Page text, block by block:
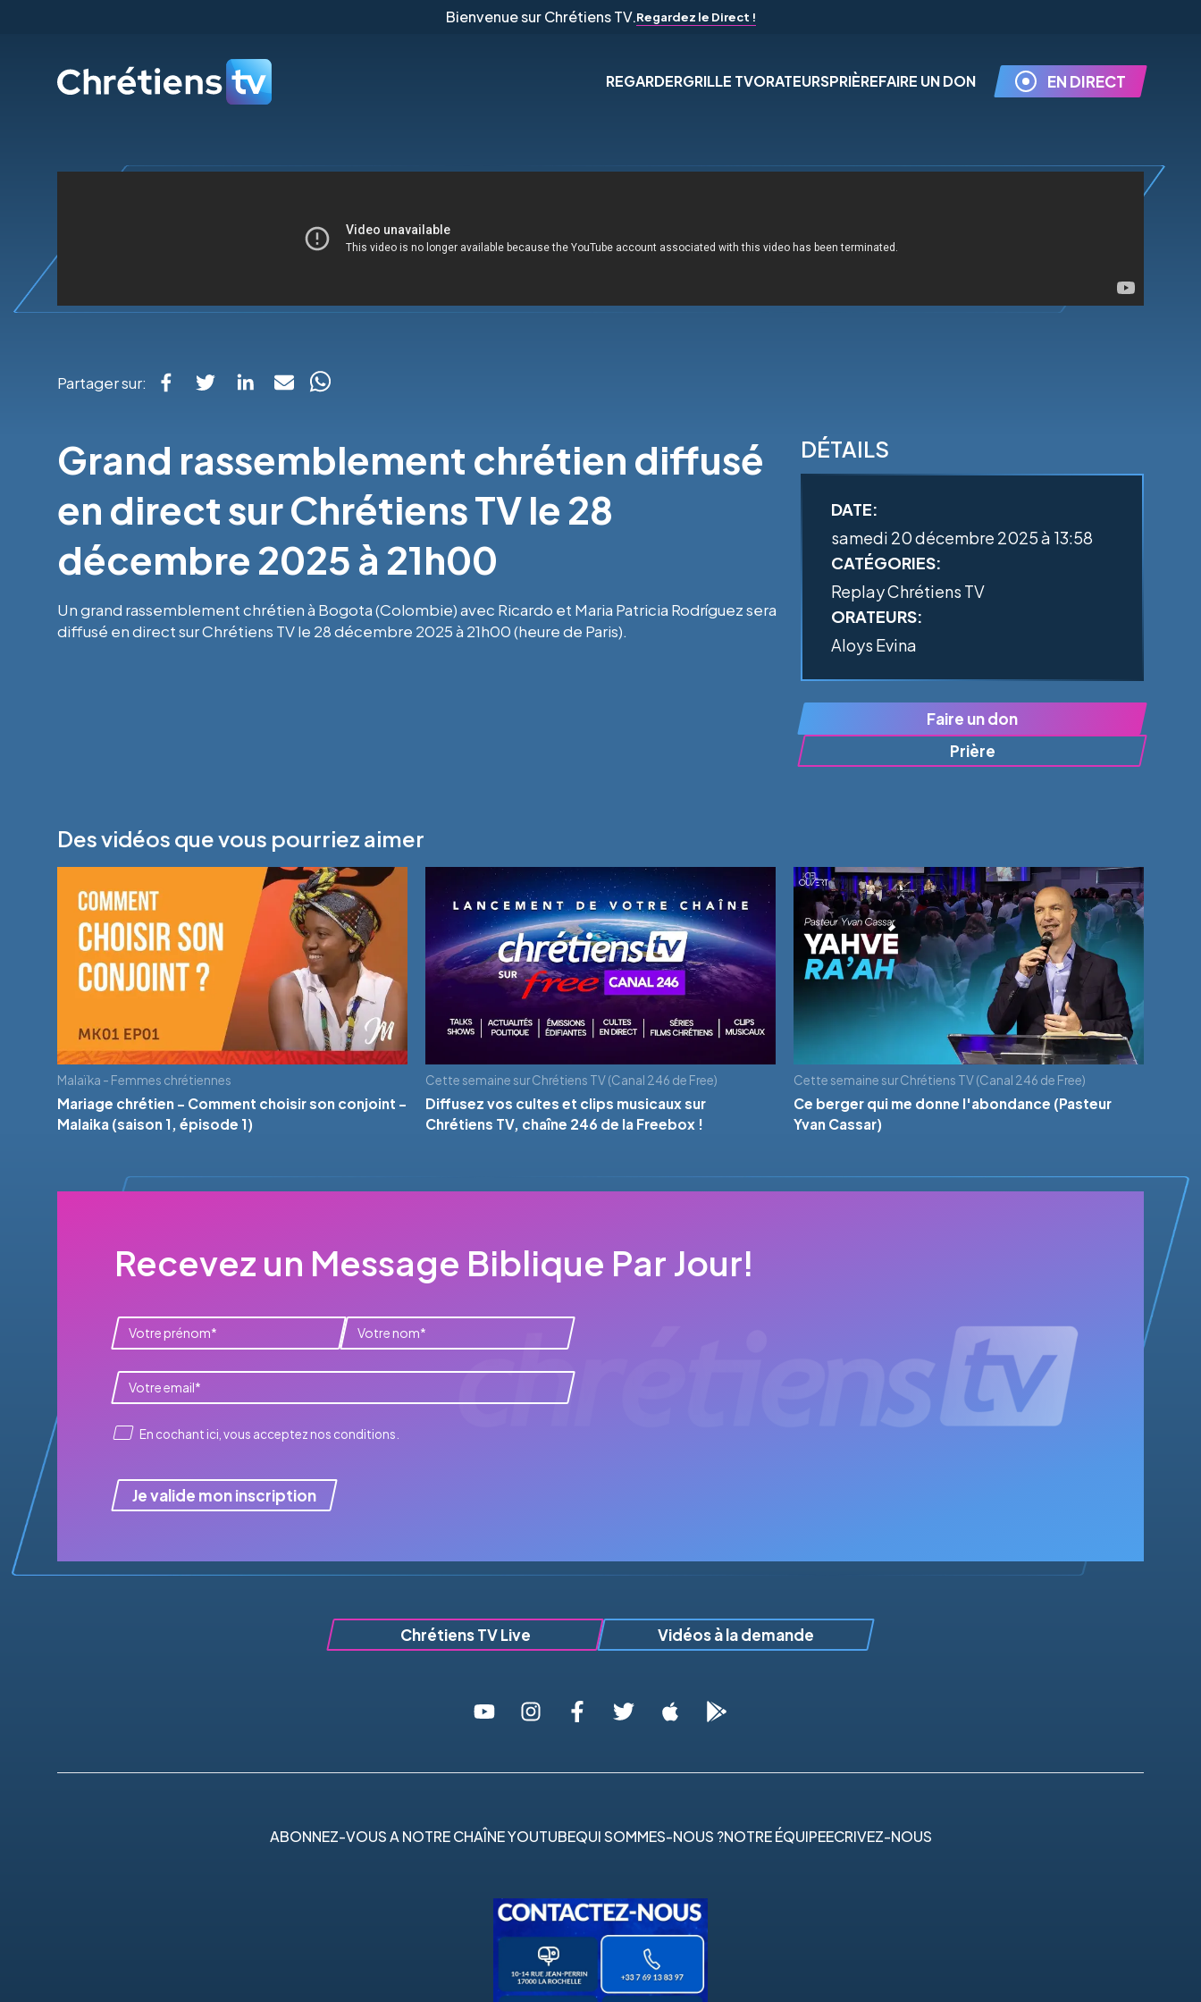
Bienvenue sur Chrétiens TV.Regardez le Direct !
REGARDERGRILLE TVORATEURSPRIÈREFAIRE UN DON EN DIRECT
Partager sur:
Grand rassemblement chrétien diffusé
en direct sur Chrétiens TV le 28
décembre 2025 à 21h00
Un grand rassemblement chrétien à Bogota (Colombie) avec Ricardo et Maria Patricia Rodríguez sera
diffusé en direct sur Chrétiens TV le 28 décembre 2025 à 21h00 (heure de Paris).
DÉTAILS
DATE:
samedi 20 décembre 2025 à 13:58
CATÉGORIES:
Replay Chrétiens TV
ORATEURS:
Aloys Evina
Faire un don
Prière
Des vidéos que vous pourriez aimer
Malaïka - Femmes chrétiennes
Mariage chrétien - Comment choisir son conjoint -
Malaika (saison 1, épisode 1)
Cette semaine sur Chrétiens TV (Canal 246 de Free)
Diffusez vos cultes et clips musicaux sur
Chrétiens TV, chaîne 246 de la Freebox !
Cette semaine sur Chrétiens TV (Canal 246 de Free)
Ce berger qui me donne l'abondance (Pasteur
Yvan Cassar)
Recevez un Message Biblique Par Jour!
En cochant ici, vous acceptez nos conditions
Je valide mon inscription
Chrétiens TV Live Vidéos à la demande
ABONNEZ-VOUS A NOTRE CHAÎNE YOUTUBEQUI SOMMES-NOUS ?NOTRE ÉQUIPEECRIVEZ-NOUS